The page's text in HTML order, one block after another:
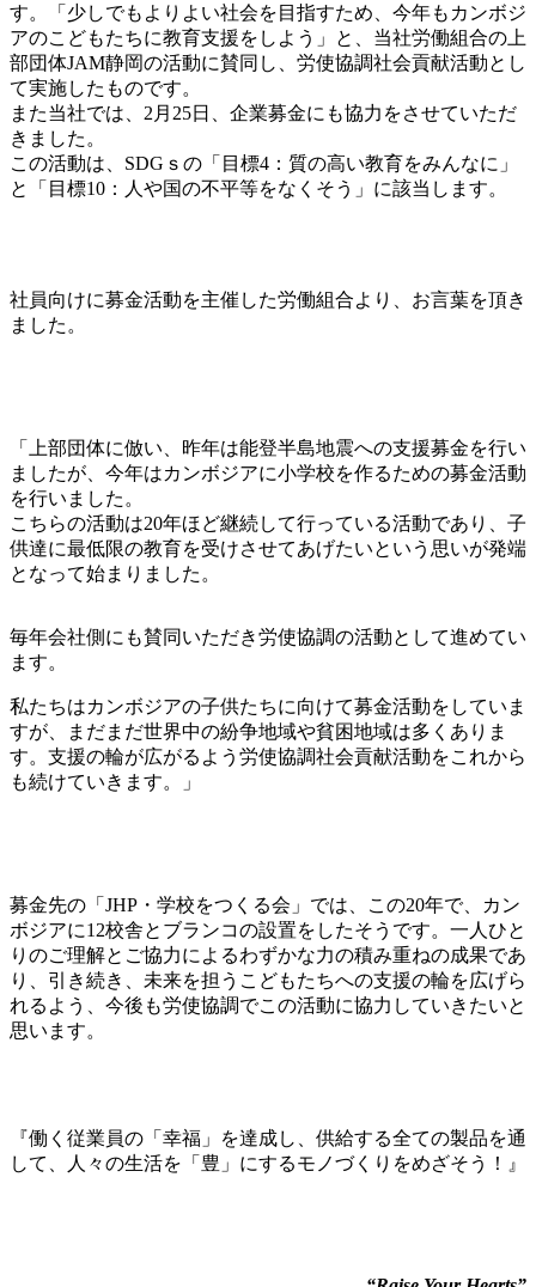
す。「少しでもよりよい社会を目指すため、今年もカンボジ
アのこどもたちに教育支援をしよう」と、当社労働組合の上
部団体JAM静岡の活動に賛同し、労使協調社会貢献活動とし
て実施したものです。
また当社では、2月25日、企業募金にも協力をさせていただ
きました。
この活動は、SDGｓの「目標4：質の高い教育をみんなに」
と「目標10：人や国の不平等をなくそう」に該当します。
社員向けに募金活動を主催した労働組合より、お言葉を頂き
ました。
「上部団体に倣い、昨年は能登半島地震への支援募金を行い
ましたが、今年はカンボジアに小学校を作るための募金活動
を行いました。
こちらの活動は20年ほど継続して行っている活動であり、子
供達に最低限の教育を受けさせてあげたいという思いが発端
となって始まりました。
毎年会社側にも賛同いただき労使協調の活動として進めてい
ます。
私たちはカンボジアの子供たちに向けて募金活動をしていま
すが、まだまだ世界中の紛争地域や貧困地域は多くありま
す。支援の輪が広がるよう労使協調社会貢献活動をこれから
も続けていきます。」
募金先の「JHP・学校をつくる会」では、この20年で、カン
ボジアに12校舎とブランコの設置をしたそうです。一人ひと
りのご理解とご協力によるわずかな力の積み重ねの成果であ
り、引き続き、未来を担うこどもたちへの支援の輪を広げら
れるよう、今後も労使協調でこの活動に協力していきたいと
思います。
『働く従業員の「幸福」を達成し、供給する全ての製品を通
して、人々の生活を「豊」にするモノづくりをめざそう！』